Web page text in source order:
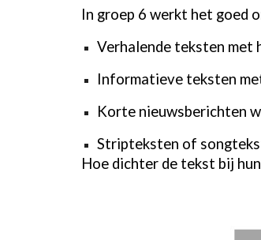
In groep 6 werkt het goed
Verhalende teksten met
Informatieve teksten
Korte nieuwsberichten
Stripteksten of
Hoe dichter de tekst bij